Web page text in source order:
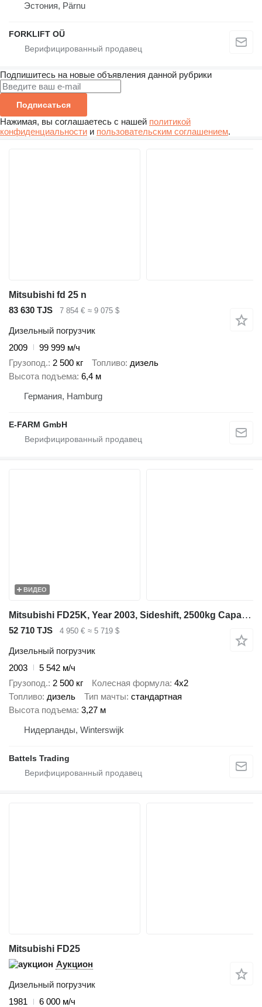
Эстония, Pärnu
FORKLIFT OÜ
Подпишитесь на новые объявления данной рубрики
Подписаться
Нажимая, вы соглашаетесь с нашей политикой
конфиденциальности и пользовательским соглашением.
Mitsubishi fd 25 n
83 630 TJS
7 854 € ≈ 9 075 $
Дизельный погрузчик
2009
99 999 м/ч
Грузопод. 2 500 кг Топливо дизель
Высота подъема 6,4 м
Германия, Hamburg
E-FARM GmbH
ВИДЕО
Mitsubishi FD25K, Year 2003, Sideshift, 2500kg Capacity
52 710 TJS 4 950 € ≈ 5 719 $
Дизельный погрузчик
2003
5 542 м/ч
Грузопод. 2 500 кг Колесная формула 4x2
Топливо дизель Тип мачты стандартная
Высота подъема 3,27 м
Нидерланды, Winterswijk
Battels Trading
Mitsubishi FD25
Аукцион
Дизельный погрузчик
1981
6 000 м/ч